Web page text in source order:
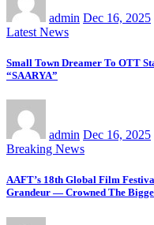
admin Dec 16, 2025
Latest News
Small Town Dreamer To OTT
“SAARYA”
admin Dec 16, 2025
Breaking News
AAFT’s 18th Global Film
Grandeur — Crowned The